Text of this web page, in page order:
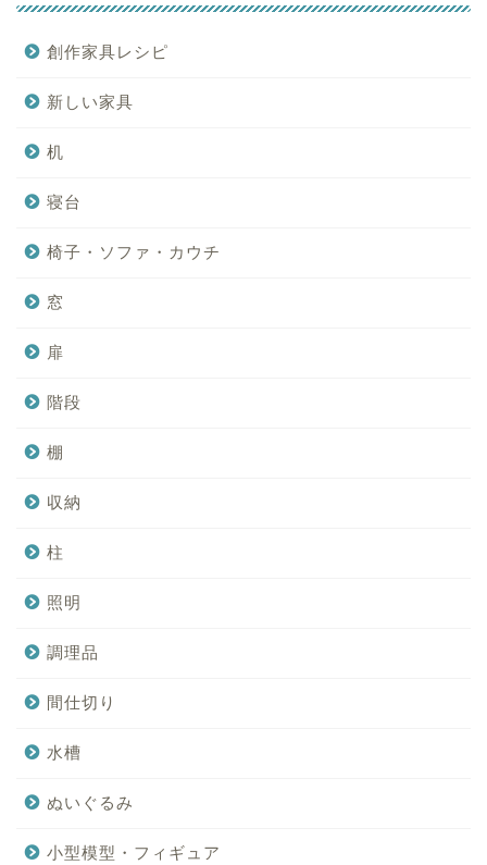
創作家具レシピ
新しい家具
机
寝台
椅子・ソファ・カウチ
窓
扉
階段
棚
収納
柱
照明
調理品
間仕切り
水槽
ぬいぐるみ
小型模型・フィギュア